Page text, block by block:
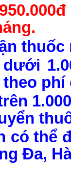
có thể
Đa,